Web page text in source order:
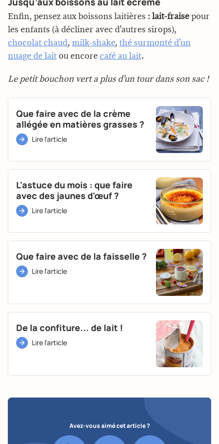
Enfin, pensez aux boissons laitières : lait-fraise pour
les enfants (à décliner avec d’autres sirops),
chocolat chaud, milk-shake, thé surmonté d’un
nuage de lait ou encore café au lait.
Le petit bouchon vert a plus d’un tour dans son sac !
Que faire avec de la crème
allégée en matières grasses ?
Lire l'article
L'astuce du mois : que faire
avec des jaunes d'œuf ?
Lire l'article
Que faire avec de la faisselle ?
Lire l'article
De la confiture... de lait !
Lire l'article
Avez-vous aimé cet article ?